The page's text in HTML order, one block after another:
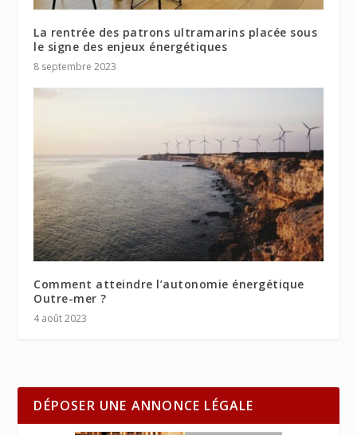
La rentrée des patrons ultramarins placée sous
le signe des enjeux énergétiques
8 septembre 2023
Comment atteindre l’autonomie énergétique
Outre-mer ?
4 août 2023
DÉPOSER UNE ANNONCE LÉGALE